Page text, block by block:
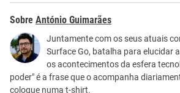
Este conteúdo contém informação
Este conteúdo não tem a informação
Outro
António Guimarães
Juntamente com os seus atuais
Surface Go, batalha para elucidar
os acontecimentos da esfera
poder" é a frase que o acompanha
coloque numa t-shirt.